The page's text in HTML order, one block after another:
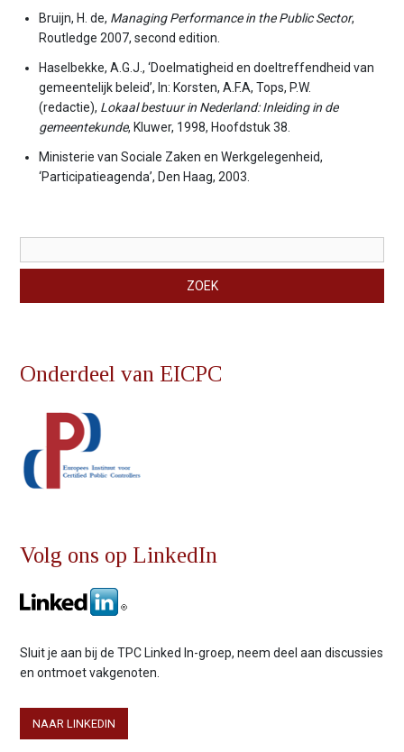
Bruijn, H. de, Managing Performance in the Public Sector,
Routledge 2007, second edition.
Haselbekke, A.G.J., ‘Doelmatigheid en doeltreffendheid van
gemeentelijk beleid’, In: Korsten, A.F.A, Tops, P.W.
(redactie), Lokaal bestuur in Nederland: Inleiding in de
gemeentekunde, Kluwer, 1998, Hoofdstuk 38.
Ministerie van Sociale Zaken en Werkgelegenheid,
‘Participatieagenda’, Den Haag, 2003.
ZOEK
Onderdeel van EICPC
Volg ons op LinkedIn
Sluit je aan bij de TPC Linked In-groep, neem deel aan discussies
en ontmoet vakgenoten.
NAAR LINKEDIN